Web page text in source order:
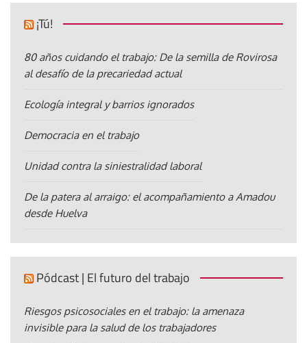
¡Tú!
80 años cuidando el trabajo: De la semilla de Rovirosa
al desafío de la precariedad actual
Ecología integral y barrios ignorados
Democracia en el trabajo
Unidad contra la siniestralidad laboral
De la patera al arraigo: el acompañamiento a Amadou
desde Huelva
Pódcast | El futuro del trabajo
Riesgos psicosociales en el trabajo: la amenaza
invisible para la salud de los trabajadores